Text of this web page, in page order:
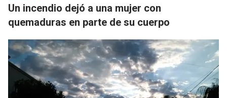
Un incendio dejó a una mujer con
quemaduras en parte de su cuerpo